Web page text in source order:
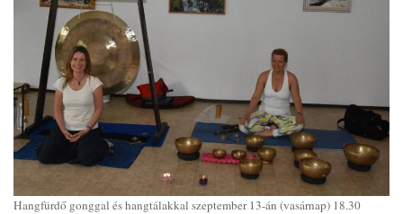
Hangfürdő gonggal és hangtálakkal szeptember 13-án (vasárnap) 18.30